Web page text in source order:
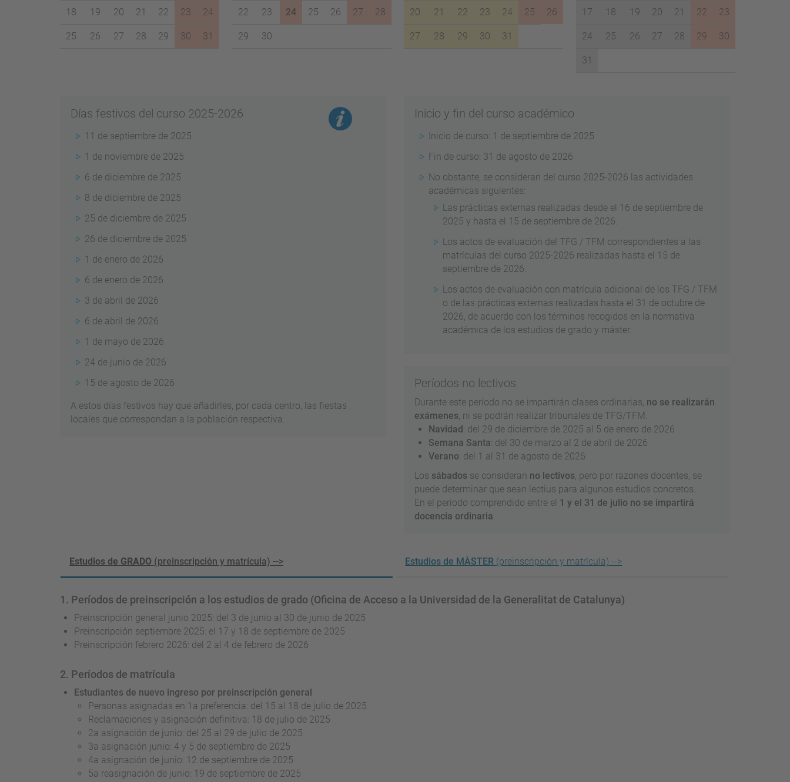
18 19 20 21 22 23 24
25 26 27 28 29 30 31
22 23 24 25 26 27 28
29 30
20 21 22 23 24 25 26
27 28 29 30 31
17 18 19 20 21 22 23
24 25 26 27 28 29 30
31
Días festivos del curso 2025-2026
11 de septiembre de 2025
1 de noviembre de 2025
6 de diciembre de 2025
8 de diciembre de 2025
25 de diciembre de 2025
26 de diciembre de 2025
1 de enero de 2026
6 de enero de 2026
3 de abril de 2026
6 de abril de 2026
1 de mayo de 2026
24 de junio de 2026
15 de agosto de 2026
A estos días festivos hay que añadirles, por cada centro, las fiestas
locales que correspondan a la población respectiva.
Inicio y fin del curso académico
Inicio de curso: 1 de septiembre de 2025
Fin de curso: 31 de agosto de 2026
No obstante, se consideran del curso 2025-2026 las actividades
académicas siguientes:
Las prácticas externas realizadas desde el 16 de septiembre de
2025 y hasta el 15 de septiembre de 2026.
Los actos de evaluación del TFG / TFM correspondientes a las
matrículas del curso 2025-2026 realizadas hasta el 15 de
septiembre de 2026.
Los actos de evaluación con matrícula adicional de los TFG / TFM
o de las prácticas externas realizadas hasta el 31 de octubre de
2026, de acuerdo con los términos recogidos en la normativa
académica de los estudios de grado y máster.
Períodos no lectivos
Durante este período no se impartirán clases ordinarias, no se realizarán
exámenes, ni se podrán realizar tribunales de TFG/TFM.
Navidad : del 29 de diciembre de 2025 al 5 de enero de 2026
Semana Santa: del 30 de marzo al 2 de abril de 2026
Verano: del 1 al 31 de agosto de 2026
Los sábados se consideran no lectivos, pero por razones docentes, se
puede determinar que sean lectius para algunos estudios concretos.
En el período comprendido entre el 1 y el 31 de julio no se impartirá
docencia ordinaria.
Estudios de GRADO (preinscripción y matrícula) --> Estudios de MÀSTER (preinscripción y matrícula) -->
1. Períodos de preinscripción a los estudios de grado (Oficina de Acceso a la Universidad de la Generalitat de Catalunya)
Preinscripción general junio 2025: del 3 de junio al 30 de junio de 2025
Preinscripción septiembre 2025: el 17 y 18 de septiembre de 2025
Preinscripción febrero 2026: del 2 al 4 de febrero de 2026
2. Períodos de matrícula
Estudiantes de nuevo ingreso por preinscripción general
Personas asignadas en 1a preferencia: del 15 al 18 de julio de 2025
Reclamaciones y asignación definitiva: 18 de julio de 2025
2a asignación de junio: del 25 al 29 de julio de 2025
3a asignación junio: 4 y 5 de septiembre de 2025
4a asignación de junio: 12 de septiembre de 2025
5a reasignación de junio: 19 de septiembre de 2025